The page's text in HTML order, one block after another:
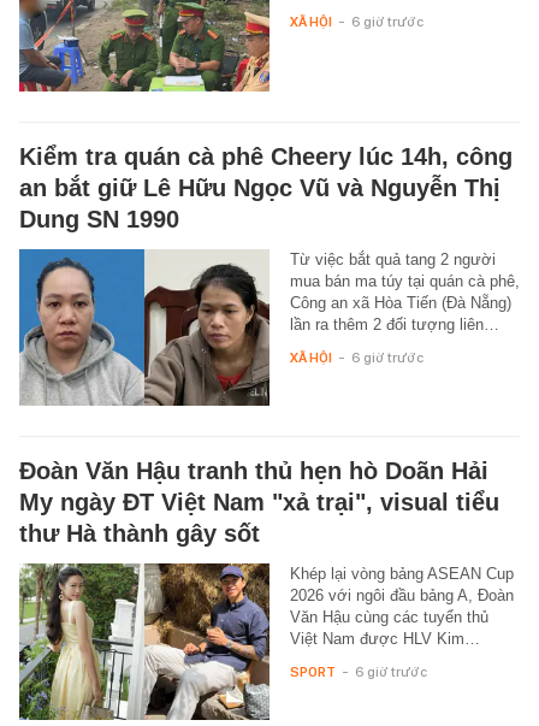
XÃ HỘI - 6 giờ trước
Kiểm tra quán cà phê Cheery lúc 14h, công
an bắt giữ Lê Hữu Ngọc Vũ và Nguyễn Thị
Dung SN 1990
Từ việc bắt quả tang 2 người
mua bán ma túy tại quán cà phê,
Công an xã Hòa Tiến (Đà Nẵng)
lần ra thêm 2 đối tượng liên…
XÃ HỘI - 6 giờ trước
Đoàn Văn Hậu tranh thủ hẹn hò Doãn Hải
My ngày ĐT Việt Nam "xả trại", visual tiểu
thư Hà thành gây sốt
Khép lại vòng bảng ASEAN Cup
2026 với ngôi đầu bảng A, Đoàn
Văn Hậu cùng các tuyển thủ
Việt Nam được HLV Kim…
SPORT - 6 giờ trước